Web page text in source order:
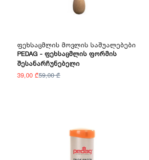
Ფეხსაცმლის Მოვლის Საშუალებები
PEDAG - Ფეხსაცმლის Ფორმის
Შესანარჩუნებელი
39,00 ₾59,00 ₾